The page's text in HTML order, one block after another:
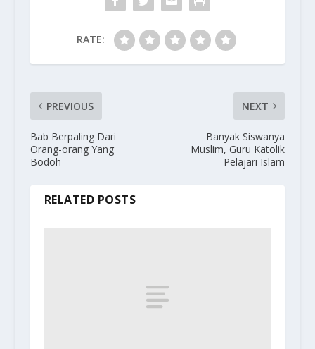
RATE:
PREVIOUS
Bab Berpaling Dari
Orang-orang Yang
Bodoh
NEXT
Banyak Siswanya
Muslim, Guru Katolik
Pelajari Islam
RELATED POSTS